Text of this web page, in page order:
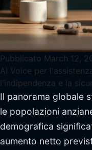
Pubblicato March 12,
AI Voice per
l'indipendenza e la
Il panorama globale
le popolazioni
demografica
aumento netto